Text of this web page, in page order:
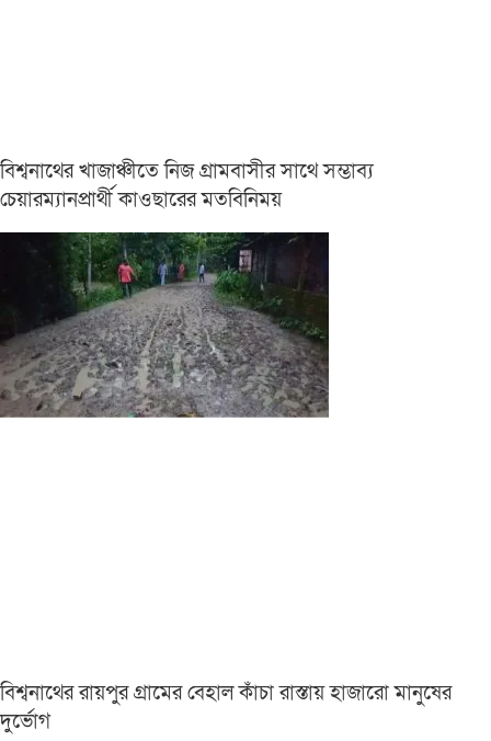
বিশ্বনাথের খাজাঞ্চীতে নিজ গ্রামবাসীর সাথে সম্ভাব্য
চেয়ারম্যানপ্রার্থী কাওছারের মতবিনিময়
বিশ্বনাথের রায়পুর গ্রামের বেহাল কাঁচা রাস্তায় হাজারো মানুষের
দুর্ভোগ